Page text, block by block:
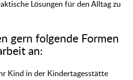
Lösungen für den Alltag zu
gern folgende Formen
an:
Kind in der Kindertagesstätte